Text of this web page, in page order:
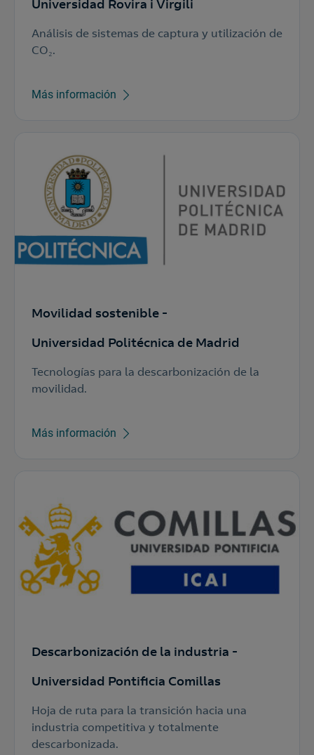
Universidad Rovira i Virgili
Análisis de sistemas de captura y utilización de
CO₂.
Más información
Movilidad sostenible -
Universidad Politécnica de Madrid
Tecnologías para la descarbonización de la
movilidad.
Más información
Descarbonización de la industria -
Universidad Pontificia Comillas
Hoja de ruta para la transición hacia una
industria competitiva y totalmente
descarbonizada.